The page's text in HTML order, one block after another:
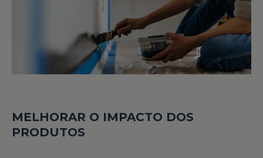
MELHORAR O IMPACTO DOS
PRODUTOS